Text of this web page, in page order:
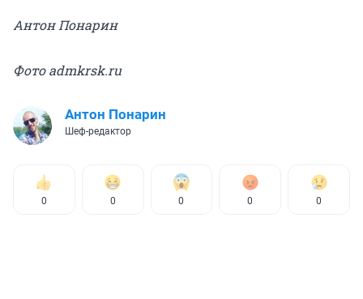
Антон Понарин
Фото admkrsk.ru
Антон Понарин
Шеф-редактор
0 0 0 0 0